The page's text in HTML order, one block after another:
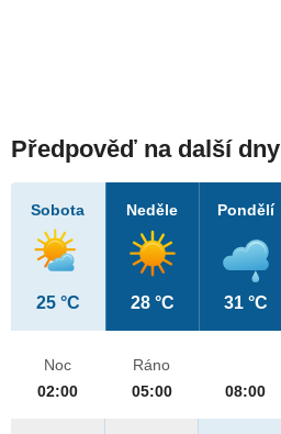
Předpověď na další dny
Sobota
25 °C
Neděle
28 °C
Pondělí
31 °C
Noc
02:00
Ráno
05:00
08:00